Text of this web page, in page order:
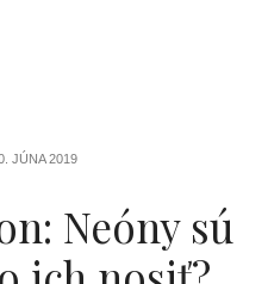
JÚNA 2019
Neóny sú